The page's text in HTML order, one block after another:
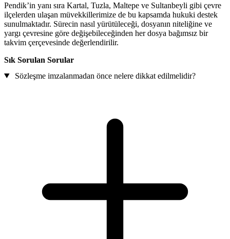
Pendik’in yanı sıra Kartal, Tuzla, Maltepe ve Sultanbeyli gibi çevre
ilçelerden ulaşan müvekkillerimize de bu kapsamda hukuki destek
sunulmaktadır. Sürecin nasıl yürütüleceği, dosyanın niteliğine ve
yargı çevresine göre değişebileceğinden her dosya bağımsız bir
takvim çerçevesinde değerlendirilir.
Sık Sorulan Sorular
Sözleşme imzalanmadan önce nelere dikkat edilmelidir?